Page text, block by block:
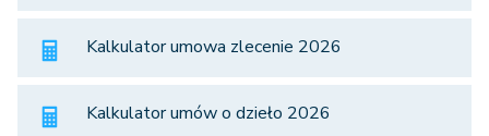
Kalkulator umowa zlecenie 2026
Kalkulator umów o dzieło 2026